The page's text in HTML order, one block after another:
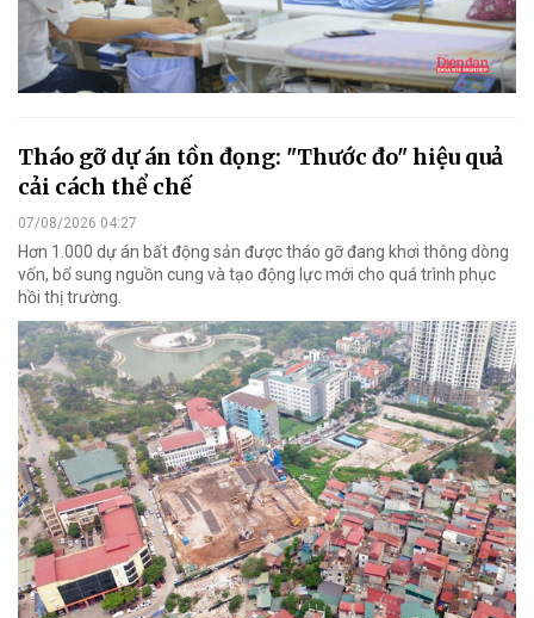
Tháo gỡ dự án tồn đọng: "Thước đo" hiệu quả
cải cách thể chế
07/08/2026 04:27
Hơn 1.000 dự án bất động sản được tháo gỡ đang khơi thông dòng
vốn, bổ sung nguồn cung và tạo động lực mới cho quá trình phục
hồi thị trường.